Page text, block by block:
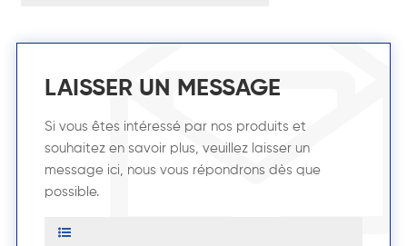
LAISSER UN MESSAGE
Si vous êtes intéressé par nos produits et
souhaitez en savoir plus, veuillez laisser un
message ici, nous vous répondrons dès que
possible.